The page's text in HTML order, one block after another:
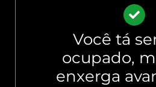
Você tá
ocupado,
enxerga